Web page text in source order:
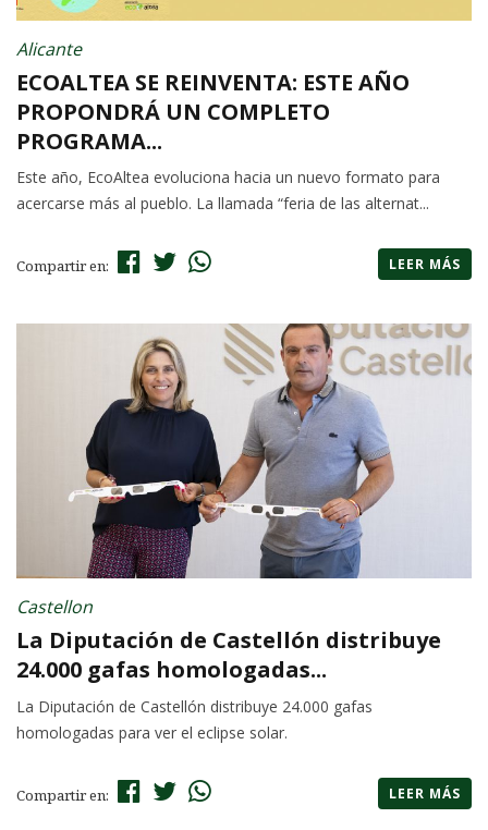
Alicante
ECOALTEA SE REINVENTA: ESTE AÑO
PROPONDRÁ UN COMPLETO
PROGRAMA...
Este año, EcoAltea evoluciona hacia un nuevo formato para
acercarse más al pueblo. La llamada “feria de las alternat...
Compartir en: LEER MÁS
Castellon
La Diputación de Castellón distribuye
24.000 gafas homologadas...
La Diputación de Castellón distribuye 24.000 gafas
homologadas para ver el eclipse solar.
Compartir en: LEER MÁS